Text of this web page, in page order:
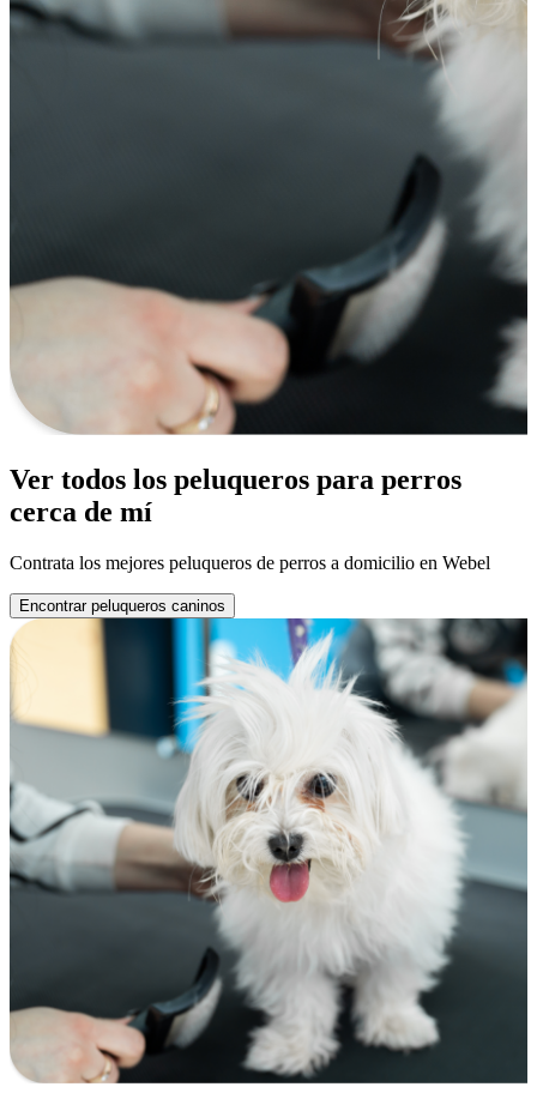
Ver todos los peluqueros para perros
cerca de mí
Contrata los mejores peluqueros de perros a domicilio en Webel
Encontrar peluqueros caninos